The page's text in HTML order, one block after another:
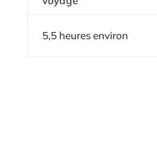
5,5 heures environ